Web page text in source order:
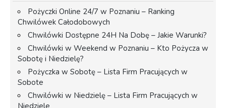
Pożyczki Online 24/7 w Poznaniu – Ranking
Chwilówek Całodobowych
Chwilówki Dostępne 24H Na Dobę – Jakie Warunki?
Chwilówki w Weekend w Poznaniu – Kto Pożycza w
Sobotę i Niedzielę?
Pożyczka w Sobotę – Lista Firm Pracujących w
Sobote
Chwilówki w Niedzielę – Lista Firm Pracujących w